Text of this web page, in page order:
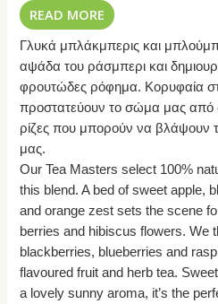
READ MORE
Γλυκά μπλάκμπερις και
αψάδα του ράσμπερι και
φρουτώδες ρόφημα. Κορυφαία
προστατεύουν το σώμα μας από
ρίζες που μπορούν να βλάψουν
μας.
Our Tea Masters select 100%
this blend. A bed of sweet apple,
and orange zest sets the scene
berries and hibiscus flowers. We
blackberries, blueberries and
flavoured fruit and herb tea.
a lovely sunny aroma, it’s the